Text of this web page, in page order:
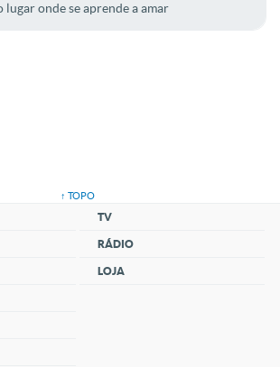
onde se aprende a amar
↑ TOPO
TV
RÁDIO
LOJA